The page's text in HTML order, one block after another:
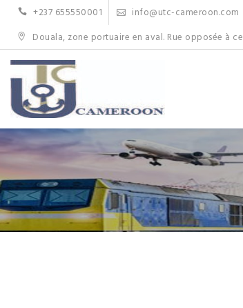
content
+237 655550001
info@utc-cameroon.com
Douala, zone portuaire en aval. Rue opposée à